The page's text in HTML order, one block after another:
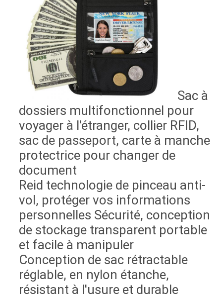
Sac à
dossiers multifonctionnel pour
voyager à l'étranger, collier RFID,
sac de passeport, carte à manche
protectrice pour changer de
document
Reid technologie de pinceau anti-
vol, protéger vos informations
personnelles Sécurité, conception
de stockage transparent portable
et facile à manipuler
Conception de sac rétractable
réglable, en nylon étanche,
résistant à l'usure et durable